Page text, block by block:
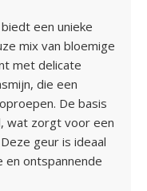
biedt een unieke
mix van bloemige
met delicate
die een
De basis
wat zorgt voor een
geur is ideaal
ontspannende